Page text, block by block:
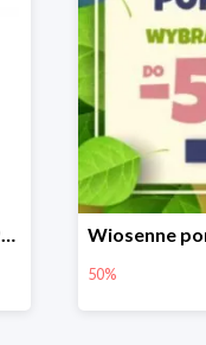
SPODNIE PATCHBAGGY OCIEPLANE RÓŻOWO-BORDOWE
50%